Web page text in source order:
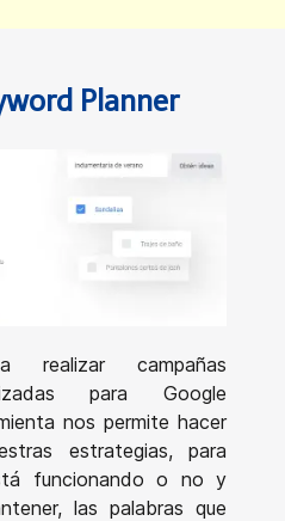
Planner
realizar campañas
para Google
nos permite hacer
estrategias, para
funcionando o no y
las palabras que